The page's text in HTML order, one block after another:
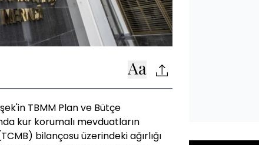
TBMM Plan ve Bütçe
kur korumalı mevduatların
bilançosu üzerindeki ağırlığı